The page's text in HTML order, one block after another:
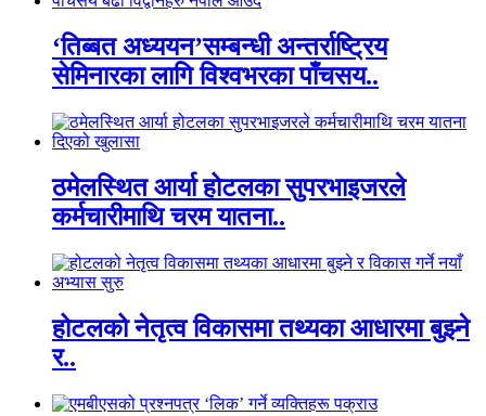
‘तिब्बत अध्ययन’सम्बन्धी अन्तर्राष्ट्रिय
सेमिनारका लागि विश्वभरका पाँचसय..
ठमेलस्थित आर्या होटलका सुपरभाइजरले
कर्मचारीमाथि चरम यातना..
होटलको नेतृत्व विकासमा तथ्यका आधारमा बुझ्ने
र..